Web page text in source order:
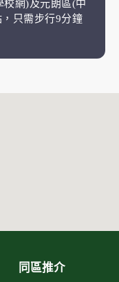
校網)及元朗區(中
只需步行9分鐘
同區推介